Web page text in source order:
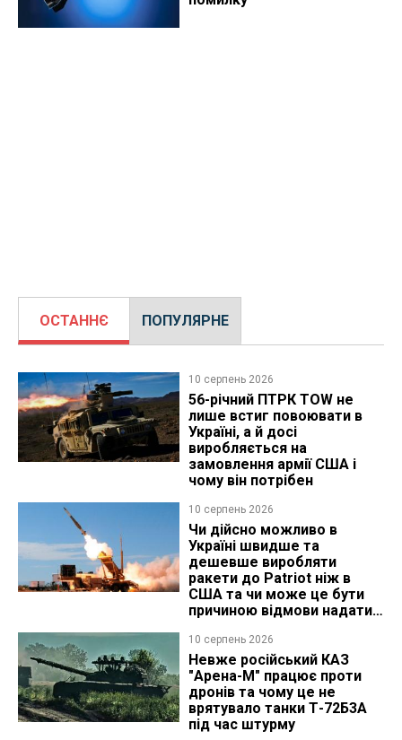
ОСТАННЄ ПОПУЛЯРНЕ
10 серпень 2026
56-річний ПТРК TOW не
лише встиг повоювати в
Україні, а й досі
виробляється на
замовлення армії США і
чому він потрібен
10 серпень 2026
Чи дійсно можливо в
Україні швидше та
дешевше виробляти
ракети до Patriot ніж в
США та чи може це бути
причиною відмови надати
10 серпень 2026
Невже російський КАЗ
"Арена-М" працює проти
дронів та чому це не
врятувало танки Т-72Б3А
під час штурму